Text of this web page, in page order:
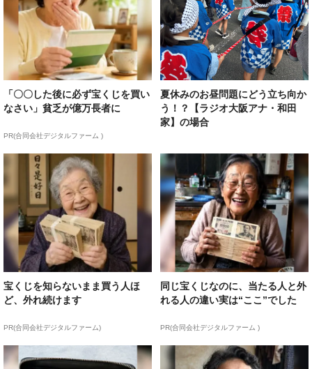
「〇〇した後に必ず宝くじを買い
なさい」貧乏が億万長者に
PR(合同会社デジタルファーム )
夏休みのお昼問題にどう立ち向か
う！？【ラジオ大阪アナ・和田
家】の場合
宝くじを知らないまま買う人ほ
ど、外れ続けます
PR(合同会社デジタルファーム)
同じ宝くじなのに、当たる人と外
れる人の違い実は“ここ”でした
PR(合同会社デジタルファーム )